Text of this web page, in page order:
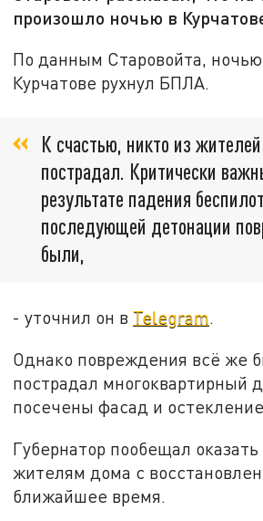
произошло ночью в
По данным Старовойта, ночью
Курчатове рухнул БПЛА.
К счастью, никто из
пострадал. Критически
результате падения
последующей детонации
были,
- уточнил он в Telegram.
Однако повреждения всё же
пострадал многоквартирный
посечены фасад и
Губернатор пообещал
жителям дома с
ближайшее время.